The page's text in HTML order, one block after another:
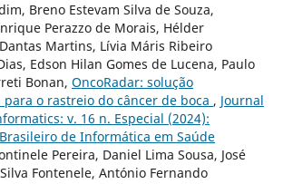
Breno Estevam Silva de Souza,
Perazzo de Morais, Hélder
Martins, Lívia Máris Ribeiro
Edson Hilan Gomes de Lucena, Paulo
Bonan, OncoRadar: solução
o rastreio do câncer de boca , Journal
v. 16 n. Especial (2024):
de Informática em Saúde
Pereira, Daniel Lima Sousa, José
Fontenele, António Fernando